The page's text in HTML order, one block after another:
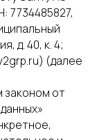
7734485827,
д. 40, к. 4;
(далее
от